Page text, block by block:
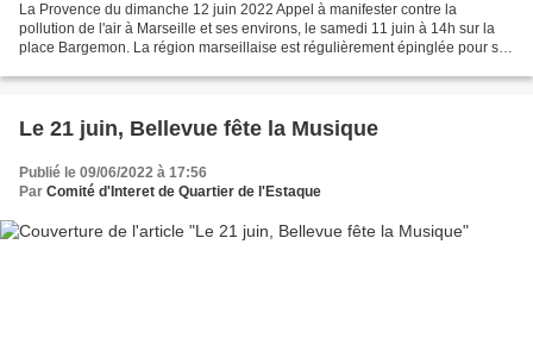
La Provence du dimanche 12 juin 2022 Appel à manifester contre la
pollution de l'air à Marseille et ses environs, le samedi 11 juin à 14h sur la
place Bargemon. La région marseillaise est régulièrement épinglée pour sa
Le 21 juin, Bellevue fête la Musique
Publié le 09/06/2022 à 17:56
Par Comité d'Interet de Quartier de l'Estaque